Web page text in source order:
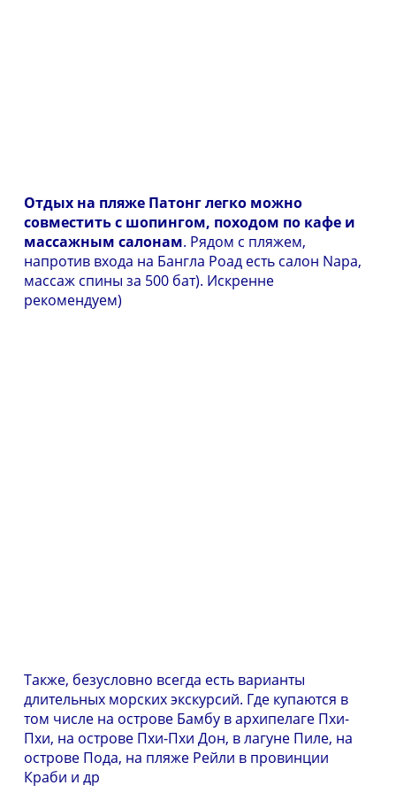
Отдых на пляже Патонг легко можно
совместить с шопингом, походом по кафе и
массажным салонам. Рядом с пляжем,
напротив входа на Бангла Роад есть салон Napa,
массаж спины за 500 бат). Искренне
рекомендуем)
Также, безусловно всегда есть варианты
длительных морских экскурсий. Где купаются в
том числе на острове Бамбу в архипелаге Пхи-
Пхи, на острове Пхи-Пхи Дон, в лагуне Пиле, на
острове Пода, на пляже Рейли в провинции
Краби и др